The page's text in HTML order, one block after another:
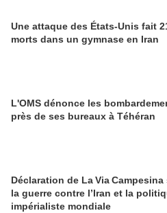
Une attaque des États-Unis fait
morts dans un gymnase en Iran
L'OMS dénonce les
près de ses bureaux à Téhéran
Déclaration de La Via Campesina
la guerre contre l’Iran et la
impérialiste mondiale